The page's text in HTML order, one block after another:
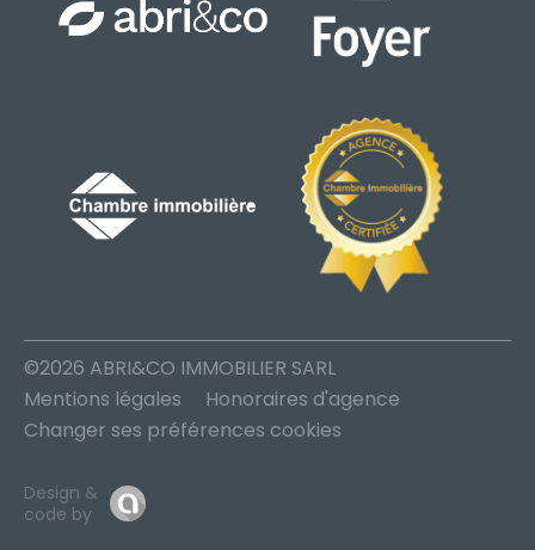
©2026 ABRI&CO IMMOBILIER SARL
Mentions légales
Honoraires d'agence
Changer ses préférences cookies
Design &
code by